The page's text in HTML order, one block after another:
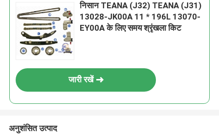
निसान TEANA (J32) TEANA (J31)
13028-JK00A 11 * 196L 13070-
EY00A के लिए समय श्रृंखला किट
जारी रखें
अनुशंसित उत्पाद